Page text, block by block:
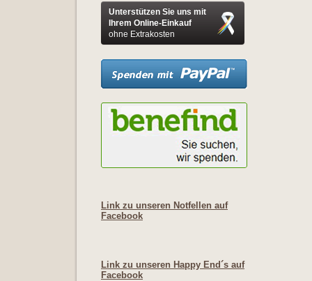
Unterstützen Sie uns mit
Ihrem Online-Einkauf
ohne Extrakosten
Link zu unseren Notfellen auf
Facebook
Link zu unseren Happy End´s auf
Facebook